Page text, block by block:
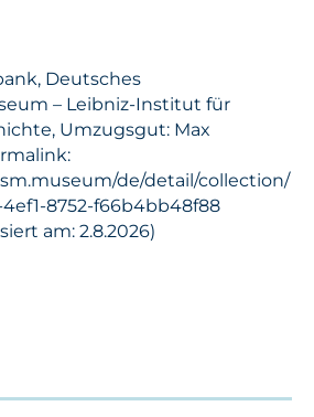
Deutsches
– Leibniz-Institut für
Umzugsgut: Max
de/detail/collection/
4ef1-8752-f66b4bb48f88
am: 2.8.2026)